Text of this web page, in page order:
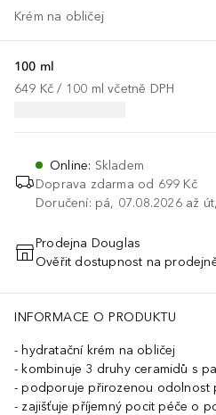
Krém na obličej
100 ml
649 Kč / 100 ml včetně DPH
Online: Skladem
Doprava zdarma od 699 Kč
Doručení: pá, 07.08.2026 až
PŘIDAT DO
Prodejna Douglas
Ověřit dostupnost na
INFORMACE O PRODUKTU
hydratační krém na obličej
kombinuje 3 druhy ceramidů s
podporuje přirozenou odolnost
zajišťuje příjemný pocit péče o